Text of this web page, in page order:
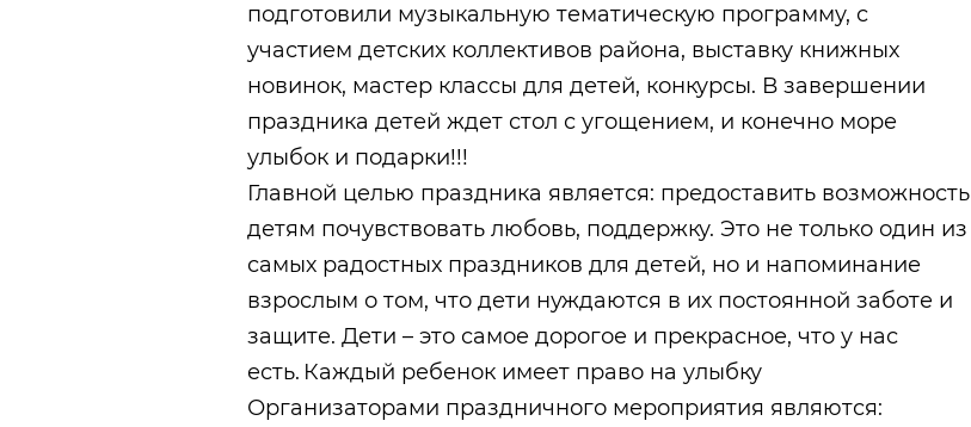
подготовили музыкальную тематическую программу, с
участием детских коллективов района, выставку книжных
новинок, мастер классы для детей, конкурсы. В завершении
праздника детей ждет стол с угощением, и конечно море
улыбок и подарки!!!
Главной целью праздника является: предоставить возможность
детям почувствовать любовь, поддержку. Это не только один из
самых радостных праздников для детей, но и напоминание
взрослым о том, что дети нуждаются в их постоянной заботе и
защите. Дети – это самое дорогое и прекрасное, что у нас
есть. Каждый ребенок имеет право на улыбку
Организаторами праздничного мероприятия являются: